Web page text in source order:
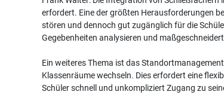
erfordert. Eine der größten Herausforderungen
stören und dennoch gut zugänglich für die
Gegebenheiten analysieren und
Ein weiteres Thema ist das
Klassenräume wechseln. Dies erfordert eine
Schüler schnell und unkompliziert Zugang zu